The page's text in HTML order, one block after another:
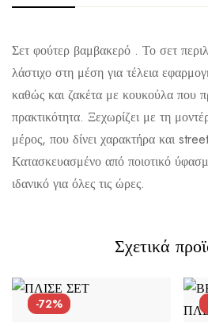
Σετ φούτερ βαμβακερό . Το σετ
λάστιχο στη μέση για τέλεια
καθώς και ζακέτα με κουκούλα που
πρακτικότητα. Ξεχωρίζει με τη
μέρος, που δίνει χαρακτήρα και
Κατασκευασμένο από ποιοτικό
ιδανικό για όλες τις ώρες.
Αποστολή σε πόλη: 2,50€
Αποστολή σε επαρχία: 3,90€
Σχετικά
-72%